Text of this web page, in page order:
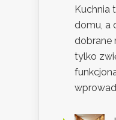
Kuchnia
domu, a
dobrane
tylko